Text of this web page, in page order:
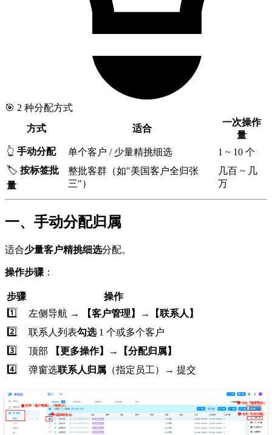
🎯 2 种分配方式
方式
适合
一次操作
量
👆 手动分配 单个客户 / 少量精挑细选
1 ~ 10 个
🏷️ 按标签批
量
整批客群（如"美国客户全归张
三"）
几百 ~ 几
万
一、手动分配归属
适合少量客户精挑细选分配。
操作步骤 ：
步骤
操作
1️⃣
左侧导航 →
【客户管理】→【联系人】
2️⃣
联系人列表勾选1 个或多个客户
3️⃣
顶部
【更多操作】→【分配归属】
4️⃣
弹窗选联系人归属 （指定员工）→ 提交